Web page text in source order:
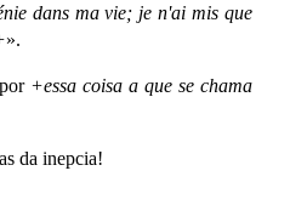
dans ma vie; je n'ai mis que
».
+essa coisa a que se chama
da inepcia!